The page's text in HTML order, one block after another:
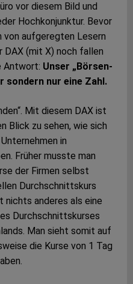
vor diesem Bild und
Hochkonjunktur. Bevor
von aufgeregten Lesern
DAX (mit X) noch fallen
Antwort: Unser „Börsen-
sondern nur eine Zahl.
Mit diesem DAX ist
Blick zu sehen, wie sich
in
Früher musste man
der Firmen selbst
Durchschnittskurs
nichts anderes als eine
Durchschnittskurses
Man sieht somit auf
die Kurse von 1 Tag